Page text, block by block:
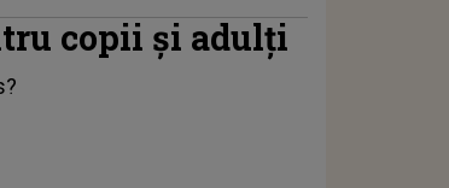
copii şi adulţi